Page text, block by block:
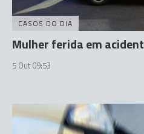
CASOS DO DIA
Mulher ferida em
5 Out 09:53